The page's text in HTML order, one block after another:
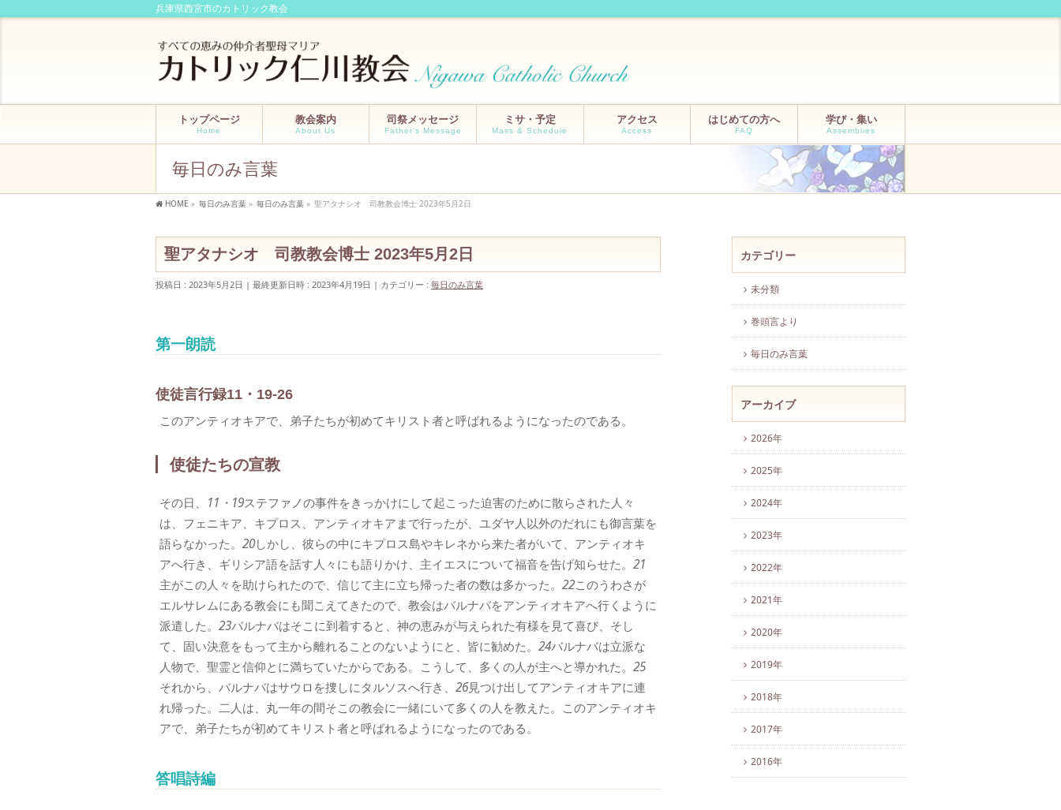
兵庫県西宮市のカトリック教会
トップページ
Home
教会案内
About Us
司祭メッセージ
Father’s Message
ミサ・予定
Mass & Schedule
アクセス
Access
はじめての方へ
FAQ
学び・集い
Assemblies
毎日のみ言葉
HOME » 毎日のみ言葉 » 毎日のみ言葉 » 聖アタナシオ 司教教会博士 2023年5月2日
聖アタナシオ 司教教会博士 2023年5月2日
投稿日 : 2023年5月2日 最終更新日時 : 2023年4月19日 カテゴリー : 毎日のみ言葉
第一朗読
使徒言行録11・19-26
このアンティオキアで、弟子たちが初めてキリスト者と呼ばれるようになったのである。
使徒たちの宣教
その日、 11・19ステファノの事件をきっかけにして起こった迫害のために散らされた人々
は、フェニキア、キプロス、アンティオキアまで行ったが、ユダヤ人以外のだれにも御言葉を
語らなかった。 20しかし、彼らの中にキプロス島やキレネから来た者がいて、アンティオキ
アへ行き、ギリシア語を話す人々にも語りかけ、主イエスについて福音を告げ知らせた。 21
主がこの人々を助けられたので、信じて主に立ち帰った者の数は多かった。 22このうわさが
エルサレムにある教会にも聞こえてきたので、教会はバルナバをアンティオキアへ行くように
派遣した。 23バルナバはそこに到着すると、神の恵みが与えられた有様を見て喜び、そし
て、固い決意をもって主から離れることのないようにと、皆に勧めた。 24バルナバは立派な
人物で、聖霊と信仰とに満ちていたからである。こうして、多くの人が主へと導かれた。 25
それから、バルナバはサウロを捜しにタルソスへ行き、 26見つけ出してアンティオキアに連
れ帰った。二人は、丸一年の間そこの教会に一緒にいて多くの人を教えた。このアンティオキ
アで、弟子たちが初めてキリスト者と呼ばれるようになったのである。
答唱詩編
カテゴリー
未分類
巻頭言より
毎日のみ言葉
アーカイブ
2026年
2025年
2024年
2023年
2022年
2021年
2020年
2019年
2018年
2017年
2016年